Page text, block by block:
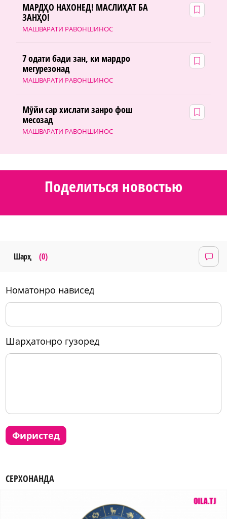
МАШВАРАТИ РАВОНШИНОС
МАРДҲО НАХОНЕД! МАСЛИҲАТ БА
ЗАНҲО!
МАШВАРАТИ РАВОНШИНОС
7 одати бади зан, ки мардро
мегурезонад
МАШВАРАТИ РАВОНШИНОС
Мӯйи сар хислати занро фош
месозад
Поделиться новостью
Шарҳ (0)
номатонро нависед
шарҳатонро гузоред
фиристед
СЕРХОНАНДА